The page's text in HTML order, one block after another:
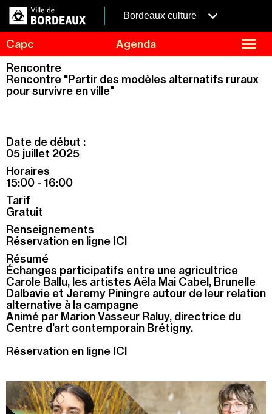
Aller
contenu
principal
menubordeaux
Bordeaux culture
Capc Agenda
fermer
le
menu
Menu
de
Agenda
Expositions
Collection
Le Capc
Résidences
Mécénat et privatisation
Infos pratiques
Menu
Recherche
Recherche
Prochainement
Aujourd'hui
Rencontre
Rencontre "Partir des modèles alternatifs ruraux
pour survivre en ville"
Date de début :
05 juillet 2025
Horaires
15:00 - 16:00
Tarif
Gratuit
Renseignements
Réservation en ligne ICI
Résumé
Échanges participatifs entre une agricultrice
Carole Ballu, les artistes Aëla Mai Cabel, Brunelle
Dalbavie et Jeremy Piningre autour de leur relation
alternative à la campagne
Animé par Marion Vasseur Raluy, directrice du
Centre d'art contemporain Brétigny.
Réservation en ligne ICI
Panneau de gestion des cookies